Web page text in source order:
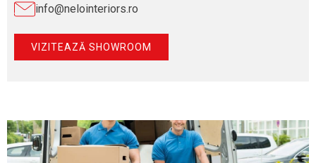
info@nelointeriors.ro
VIZITEAZĂ SHOWROOM